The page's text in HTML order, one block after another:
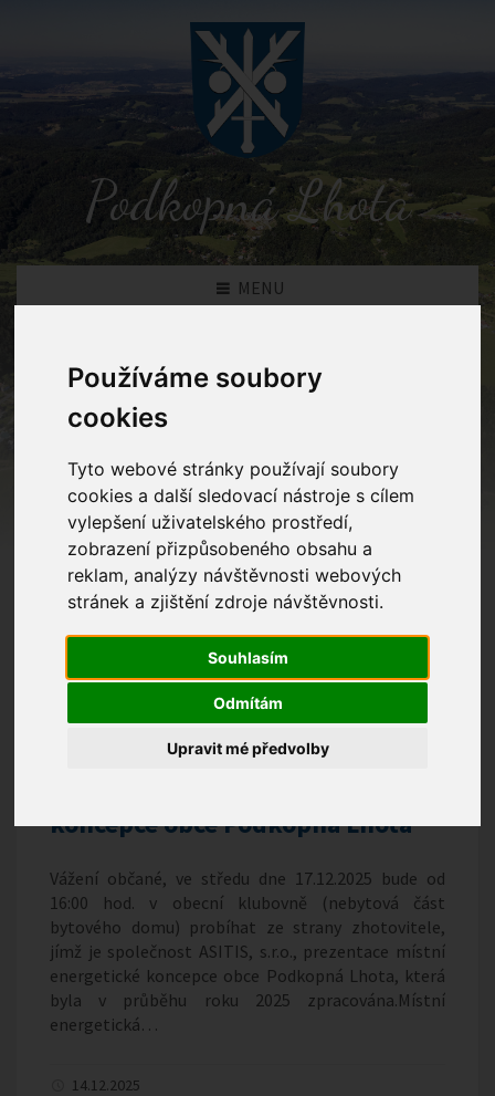
Používáme soubory
cookies
Tyto webové stránky používají soubory
cookies a další sledovací nástroje s cílem
vylepšení uživatelského prostředí,
zobrazení přizpůsobeného obsahu a
reklam, analýzy návštěvnosti webových
stránek a zjištění zdroje návštěvnosti.
Souhlasím
Odmítám
Upravit mé předvolby
Podkopná Lhota
MENU
Novinky
koncepce obce Podkopná Lhota
Vážení občané, ve středu dne 17.12.2025 bude od
16:00 hod. v obecní klubovně (nebytová část
bytového domu) probíhat ze strany zhotovitele,
jímž je společnost ASITIS, s.r.o., prezentace místní
energetické koncepce obce Podkopná Lhota, která
byla v průběhu roku 2025 zpracována.Místní
energetická…
14.12.2025